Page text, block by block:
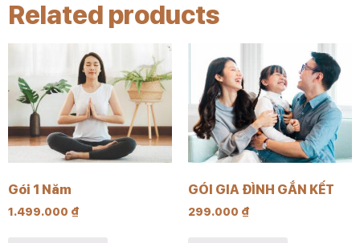
Related products
Gói 1 Năm
1.499.000 ₫
GÓI GIA ĐÌNH GẮN KẾT
299.000 ₫